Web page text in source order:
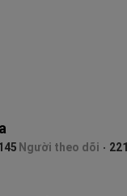
Người theo dõi 221
Việt
ngữ